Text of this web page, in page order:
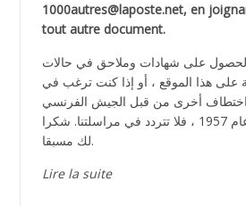
1000autres@laposte.net, en
tout autre document.
على شهادات وملاحق في حالات
على هذا الموقع ، أو إذا كنت ترغب في
اختطاف أخرى من قبل الجيش الفرنسي
في الجزائر العاصمة عام 1957 ، فلا تتردد في مراسلتنا. شكرا
لك مسبقا.
Lire la suite